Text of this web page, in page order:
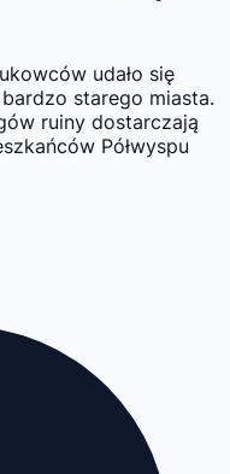
udało się
starego miasta.
ruiny dostarczają
Półwyspu